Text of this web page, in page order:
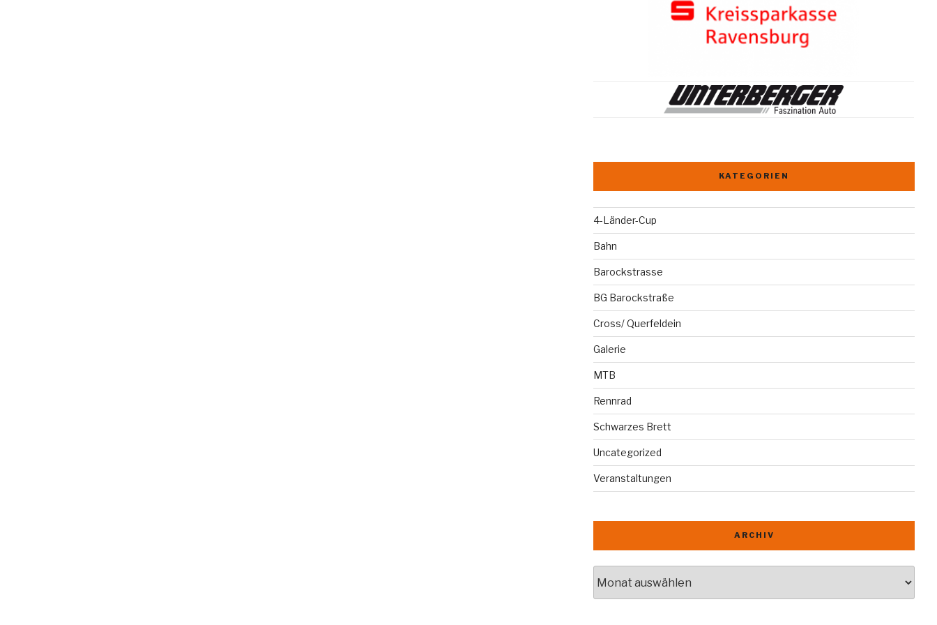
KATEGORIEN
4-Länder-Cup
Bahn
Barockstrasse
BG Barockstraße
Cross/ Querfeldein
Galerie
MTB
Rennrad
Schwarzes Brett
Uncategorized
Veranstaltungen
ARCHIV